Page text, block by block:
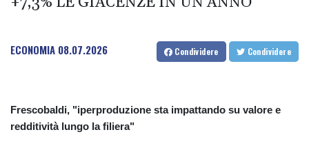
ECONOMIA 08.07.2026 Condividere Condividere
Frescobaldi, "iperproduzione sta impattando su valore e
redditività lungo la filiera"